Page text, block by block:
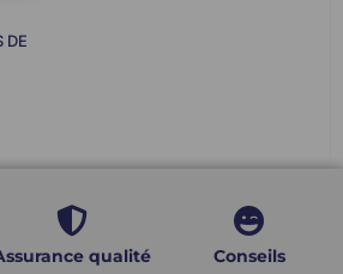
DE
qualité Conseils